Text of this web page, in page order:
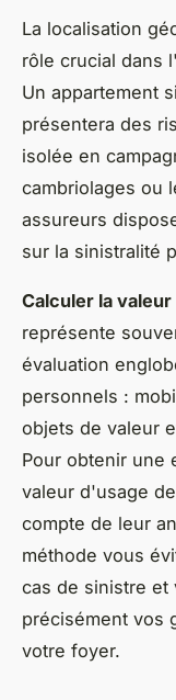
La localisation
rôle crucial dans
Un appartement
présentera des
isolée en
cambriolages ou
assureurs
sur la sinistralité
Calculer la
représente
évaluation
personnels :
objets de valeur
Pour obtenir une
valeur d'usage
compte de leur
méthode vous
cas de sinistre et
précisément vos
votre foyer.